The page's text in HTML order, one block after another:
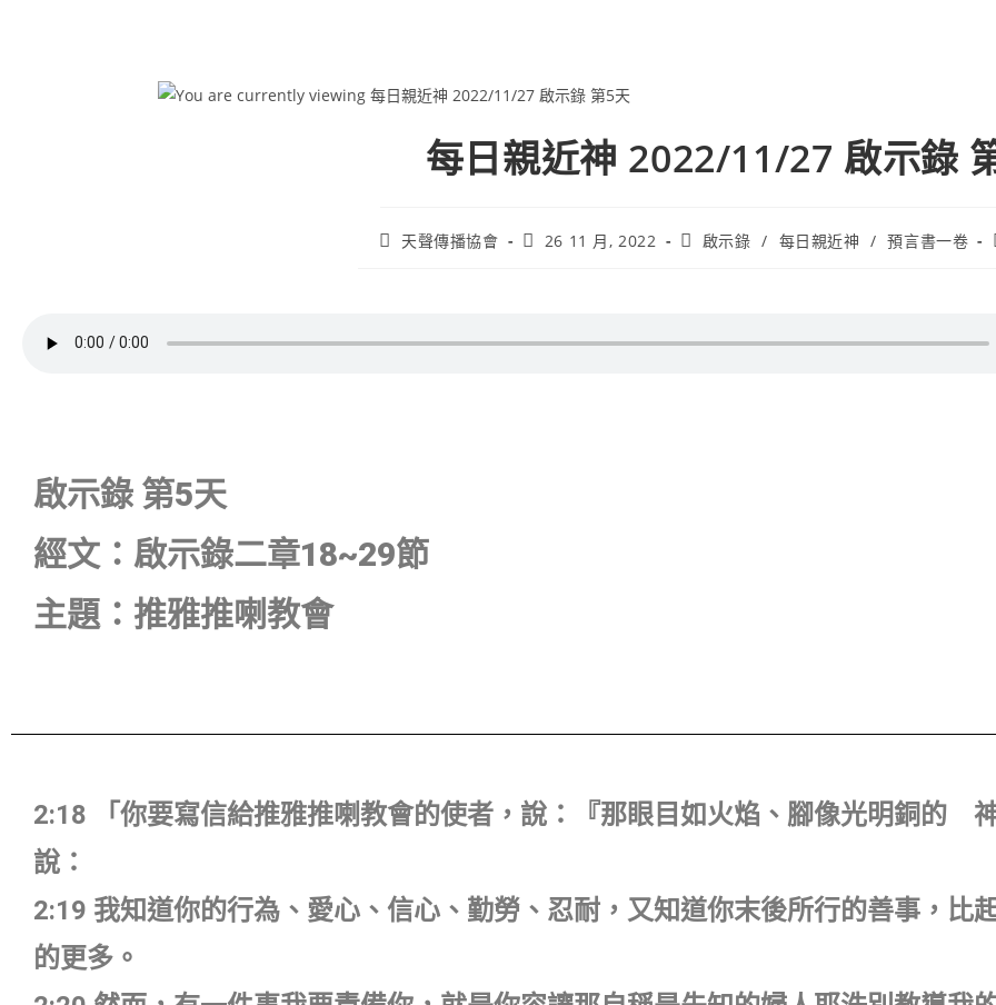
每日親近神 2022/11/27 啟示錄
天聲傳播協會 26 11 月, 2022 啟示錄 / 每日親近神 / 預言書一卷
啟示錄 第5天
經文：啟示錄二章18~29節
主題：推雅推喇教會
2:18 「你要寫信給推雅推喇教會的使者，說：『那眼目如火焰、腳像光明銅的
說：
2:19 我知道你的行為、愛心、信心、勤勞、忍耐，又知道你末後所行的善事，比
的更多。